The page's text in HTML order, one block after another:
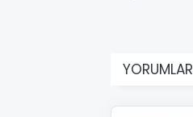
YORUMLAR